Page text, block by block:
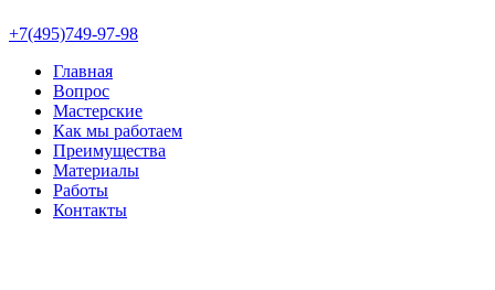
+7(495)749-97-98
Главная
Вопрос
Мастерские
Как мы работаем
Преимущества
Материалы
Работы
Контакты